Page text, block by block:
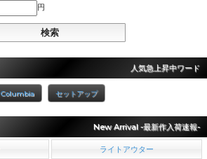
円
人気急上昇中ワード
Columbia セットアップ
New Arrival -最新作入荷速報-
ライトアウター